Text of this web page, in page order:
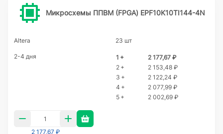
Микросхемы ППВМ (FPGA) EPF10K10TI144-4N
Altera 23 шт
2-4 дня 1 +
2 177,67 ₽
2 +
2 153,48 ₽
3 +
2 122,24 ₽
4 +
2 077,99 ₽
5 +
2 002,69 ₽
2 177,67 ₽